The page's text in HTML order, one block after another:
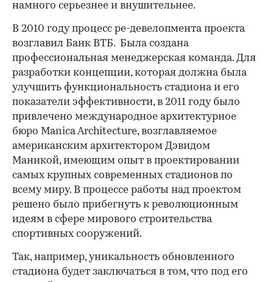
намного серьезнее и внушительнее.
В 2010 году процесс ре-девелопмента проекта
возглавил Банк ВТБ. Была создана
профессиональная менеджерская команда. Для
разработки концепции, которая должна была
улучшить функциональность стадиона и его
показатели эффективности, в 2011 году было
привлечено международное архитектурное
бюро Manica Architecture, возглавляемое
американским архитектором Дэвидом
Маникой, имеющим опыт в проектировании
самых крупных современных стадионов по
всему миру. В процессе работы над проектом
решено было прибегнуть к революционным
идеям в сфере мирового строительства
спортивных сооружений.
Так, например, уникальность обновленного
стадиона будет заключаться в том, что под его